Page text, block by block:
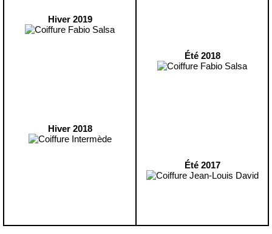
Hiver 2019
Hiver 2018
Été 2018
Été 2017